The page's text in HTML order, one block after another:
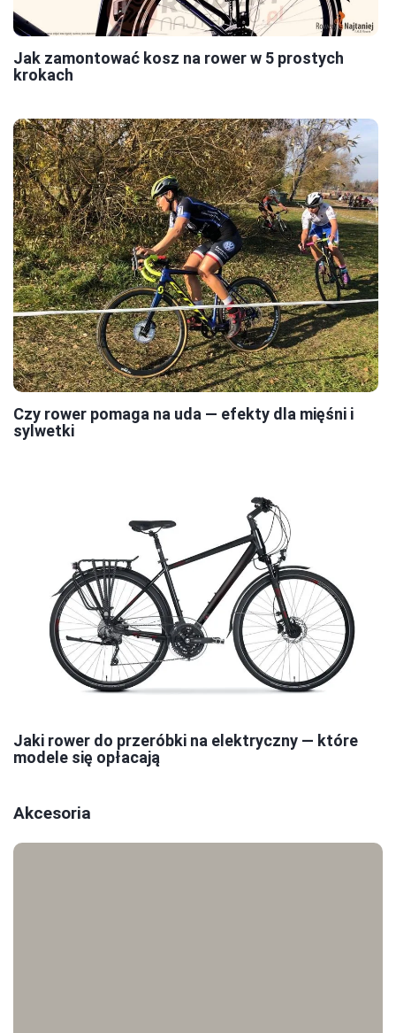
Jak zamontować kosz na rower w 5 prostych
krokach
Czy rower pomaga na uda — efekty dla mięśni i
sylwetki
Jaki rower do przeróbki na elektryczny — które
modele się opłacają
Akcesoria